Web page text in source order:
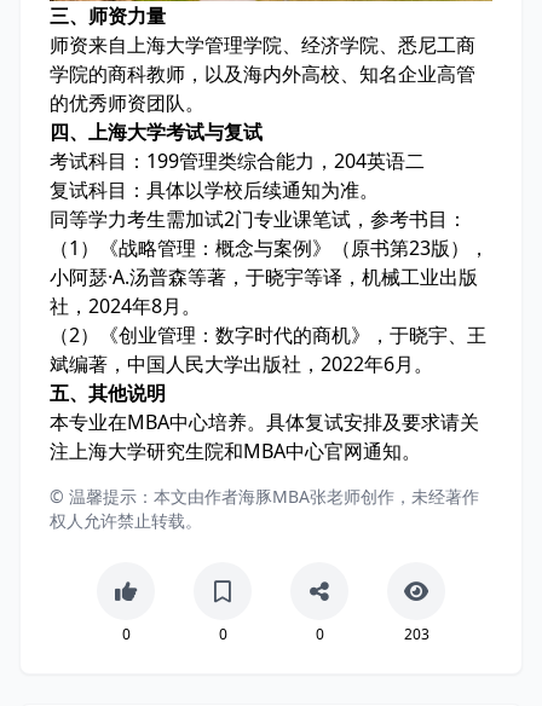
三、师资力量
师资来自上海大学管理学院、经济学院、悉尼工商
学院的商科教师，以及海内外高校、知名企业高管
的优秀师资团队。
四、上海大学考试与复试
考试科目： 199管理类综合能力， 204英语二
复试科目：具体以学校后续通知为准。
同等学力考生需加试2门专业课笔试，参考书目：
（1）《战略管理：概念与案例》（原书第23版），
小阿瑟·A.汤普森等著，于晓宇等译，机械工业出版
社，2024年8月。
（2）《创业管理：数字时代的商机》，于晓宇、王
斌编著，中国人民大学出版社，2022年6月。
五、其他说明
本专业在MBA中心培养。具体复试安排及要求请关
注上海大学研究生院和MBA中心官网通知。
© 温馨提示：本文由作者海豚MBA张老师创作，未经著作
权人允许禁止转载。
0 0 0 203